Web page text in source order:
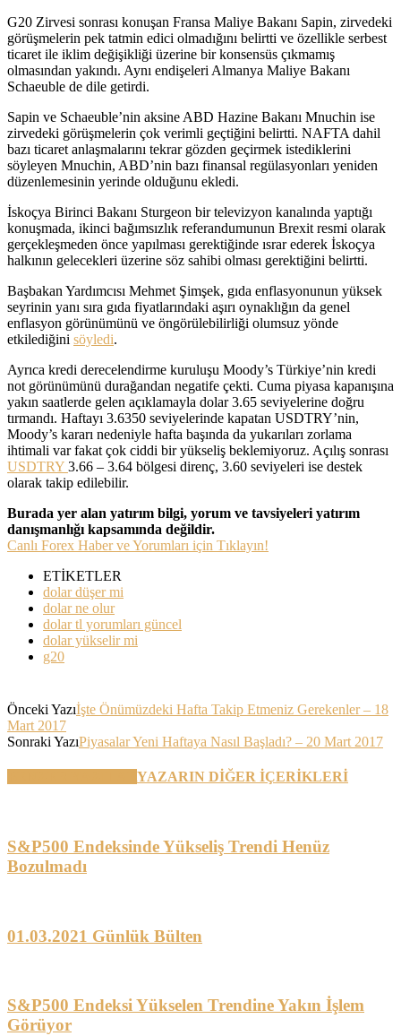
G20 Zirvesi sonrası konuşan Fransa Maliye Bakanı Sapin, zirvedeki
görüşmelerin pek tatmin edici olmadığını belirtti ve özellikle serbest
ticaret ile iklim değişikliği üzerine bir konsensüs çıkmamış
olmasından yakındı. Aynı endişeleri Almanya Maliye Bakanı
Schaeuble de dile getirdi.
Sapin ve Schaeuble’nin aksine ABD Hazine Bakanı Mnuchin ise
zirvedeki görüşmelerin çok verimli geçtiğini belirtti. NAFTA dahil
bazı ticaret anlaşmalarını tekrar gözden geçirmek istediklerini
söyleyen Mnuchin, ABD’nin bazı finansal regülasyonları yeniden
düzenlemesinin yerinde olduğunu ekledi.
İskoçya Birinci Bakanı Sturgeon bir televizyon kanalında yaptığı
konuşmada, ikinci bağımsızlık referandumunun Brexit resmi olarak
gerçekleşmeden önce yapılması gerektiğinde ısrar ederek İskoçya
halkının gelecekleri üzerine söz sahibi olması gerektiğini belirtti.
Başbakan Yardımcısı Mehmet Şimşek, gıda enflasyonunun yüksek
seyrinin yanı sıra gıda fiyatlarındaki aşırı oynaklığın da genel
enflasyon görünümünü ve öngörülebilirliği olumsuz yönde
etkilediğini söyledi.
Ayrıca kredi derecelendirme kuruluşu Moody’s Türkiye’nin kredi
not görünümünü durağandan negatife çekti. Cuma piyasa kapanışına
yakın saatlerde gelen açıklamayla dolar 3.65 seviyelerine doğru
tırmandı. Haftayı 3.6350 seviyelerinde kapatan USDTRY’nin,
Moody’s kararı nedeniyle hafta başında da yukarıları zorlama
ihtimali var fakat çok ciddi bir yükseliş beklemiyoruz. Açılış sonrası
USDTRY 3.66 – 3.64 bölgesi direnç, 3.60 seviyeleri ise destek
olarak takip edilebilir.
Burada yer alan yatırım bilgi, yorum ve tavsiyeleri yatırım
danışmanlığı kapsamında değildir.
Canlı Forex Haber ve Yorumları için Tıklayın!
ETİKETLER
dolar düşer mi
dolar ne olur
dolar tl yorumları güncel
dolar yükselir mi
g20
Önceki Yazıİşte Önümüzdeki Hafta Takip Etmeniz Gerekenler – 18
Mart 2017
Sonraki YazıPiyasalar Yeni Haftaya Nasıl Başladı? – 20 Mart 2017
YAZARIN DİĞER İÇERİKLERİ
S&P500 Endeksinde Yükseliş Trendi Henüz
Bozulmadı
01.03.2021 Günlük Bülten
S&P500 Endeksi Yükselen Trendine Yakın İşlem
Görüyor